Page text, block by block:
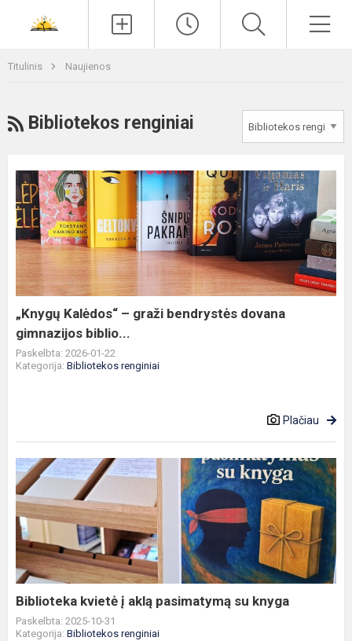
Titulinis Naujienos
RSS
Bibliotekos renginiai
„Knygų
Kalėdos“
–
graži
bendrystės
dovana
gimnazijos
biblio...
„Knygų Kalėdos“ – graži bendrystės dovana
gimnazijos biblio...
Paskelbta: 2026-01-22
Kategorija: Bibliotekos renginiai
Plačiau
Biblioteka
kvietė
į
aklą
pasimatymą
su
knyga
Biblioteka kvietė į aklą pasimatymą su knyga
Paskelbta: 2025-10-31
Kategorija: Bibliotekos renginiai